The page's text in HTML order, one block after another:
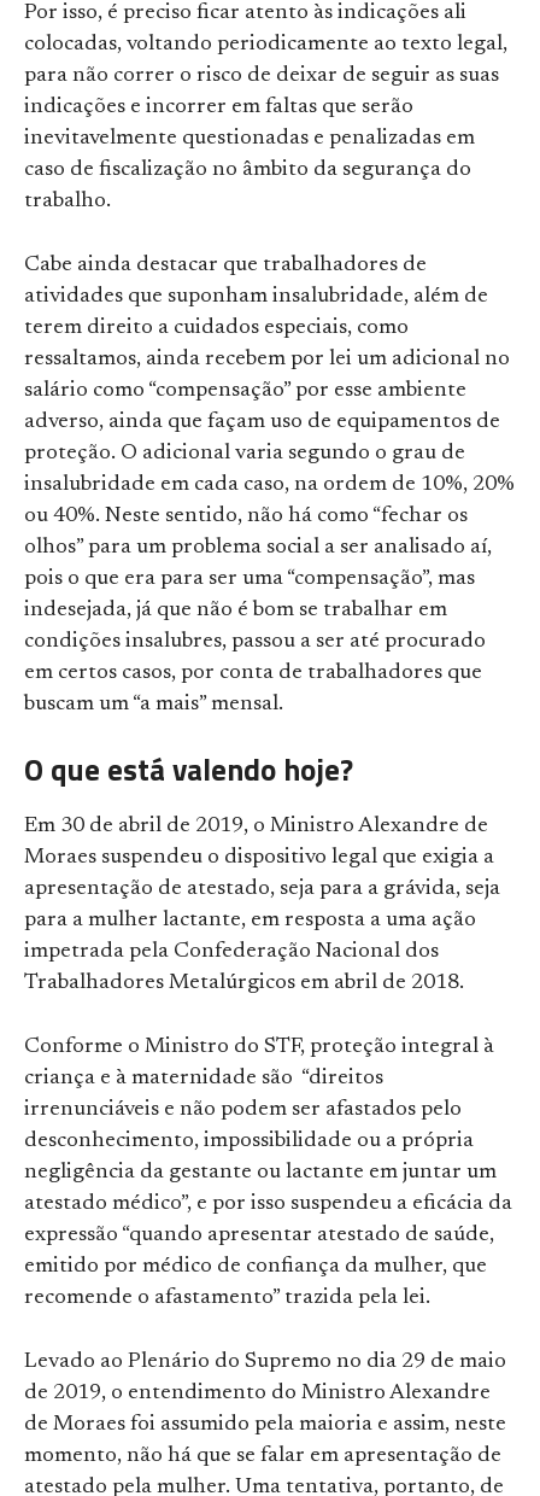
Por isso, é preciso ficar atento às indicações ali
colocadas, voltando periodicamente ao texto legal,
para não correr o risco de deixar de seguir as suas
indicações e incorrer em faltas que serão
inevitavelmente questionadas e penalizadas em
caso de fiscalização no âmbito da segurança do
trabalho.
Cabe ainda destacar que trabalhadores de
atividades que suponham insalubridade, além de
terem direito a cuidados especiais, como
ressaltamos, ainda recebem por lei um adicional no
salário como “compensação” por esse ambiente
adverso, ainda que façam uso de equipamentos de
proteção. O adicional varia segundo o grau de
insalubridade em cada caso, na ordem de 10%, 20%
ou 40%. Neste sentido, não há como “fechar os
olhos” para um problema social a ser analisado aí,
pois o que era para ser uma “compensação”, mas
indesejada, já que não é bom se trabalhar em
condições insalubres, passou a ser até procurado
em certos casos, por conta de trabalhadores que
buscam um “a mais” mensal.
O que está valendo hoje?
Em 30 de abril de 2019, o Ministro Alexandre de
Moraes suspendeu o dispositivo legal que exigia a
apresentação de atestado, seja para a grávida, seja
para a mulher lactante, em resposta a uma ação
impetrada pela Confederação Nacional dos
Trabalhadores Metalúrgicos em abril de 2018.
Conforme o Ministro do STF, proteção integral à
criança e à maternidade são “direitos
irrenunciáveis e não podem ser afastados pelo
desconhecimento, impossibilidade ou a própria
negligência da gestante ou lactante em juntar um
atestado médico”, e por isso suspendeu a eficácia da
expressão “quando apresentar atestado de saúde,
emitido por médico de confiança da mulher, que
recomende o afastamento” trazida pela lei.
Levado ao Plenário do Supremo no dia 29 de maio
de 2019, o entendimento do Ministro Alexandre
de Moraes foi assumido pela maioria e assim, neste
momento, não há que se falar em apresentação de
atestado pela mulher. Uma tentativa, portanto, de